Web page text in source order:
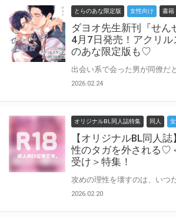
とらのあな限定版 女性向け 書籍
ダヨオ先生新刊『せん
4月7日発売！アクリ
のあな限定版も♡
2026.02.24
オリジナルBL同人誌特集 同人
【オリジナルBL同人
性のタガを外される♡
受け＞特集！
2026.02.20